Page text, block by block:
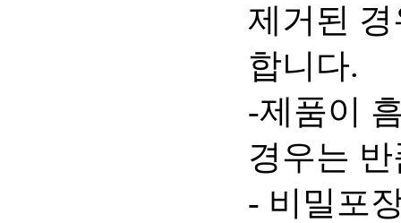
제거된
합니다.
-제품이
경우는
- 비밀포